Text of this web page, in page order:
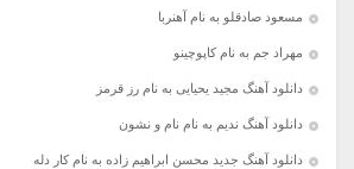
مسعود صادقلو به نام آهنربا
مهراد جم به نام کاپوچینو
دانلود آهنگ مجید یحیایی به نام رز قرمز
دانلود آهنگ ندیم به نام نام و نشون
دانلود آهنگ جدید محسن ابراهیم زاده به نام کار دله